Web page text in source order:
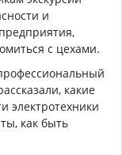
и
с цехами.
какие
электротехники
как быть